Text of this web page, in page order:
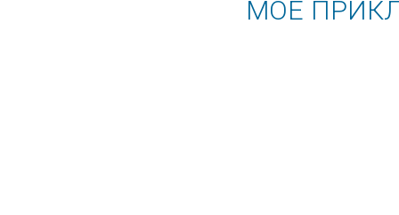
МОЁ